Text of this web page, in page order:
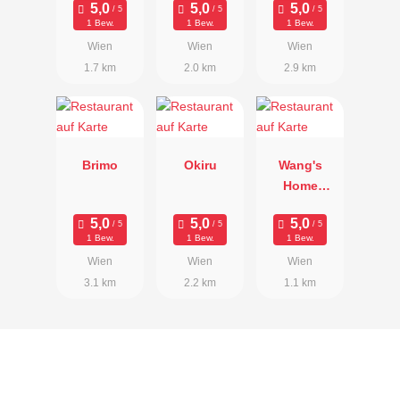
1 Bew.
Wien
1.7 km
1 Bew.
Wien
2.0 km
1 Bew.
Wien
2.9 km
Brimo
1 Bew.
Wien
3.1 km
Okiru
1 Bew.
Wien
2.2 km
Wang's
Home
1 Bew.
Wien
1.1 km